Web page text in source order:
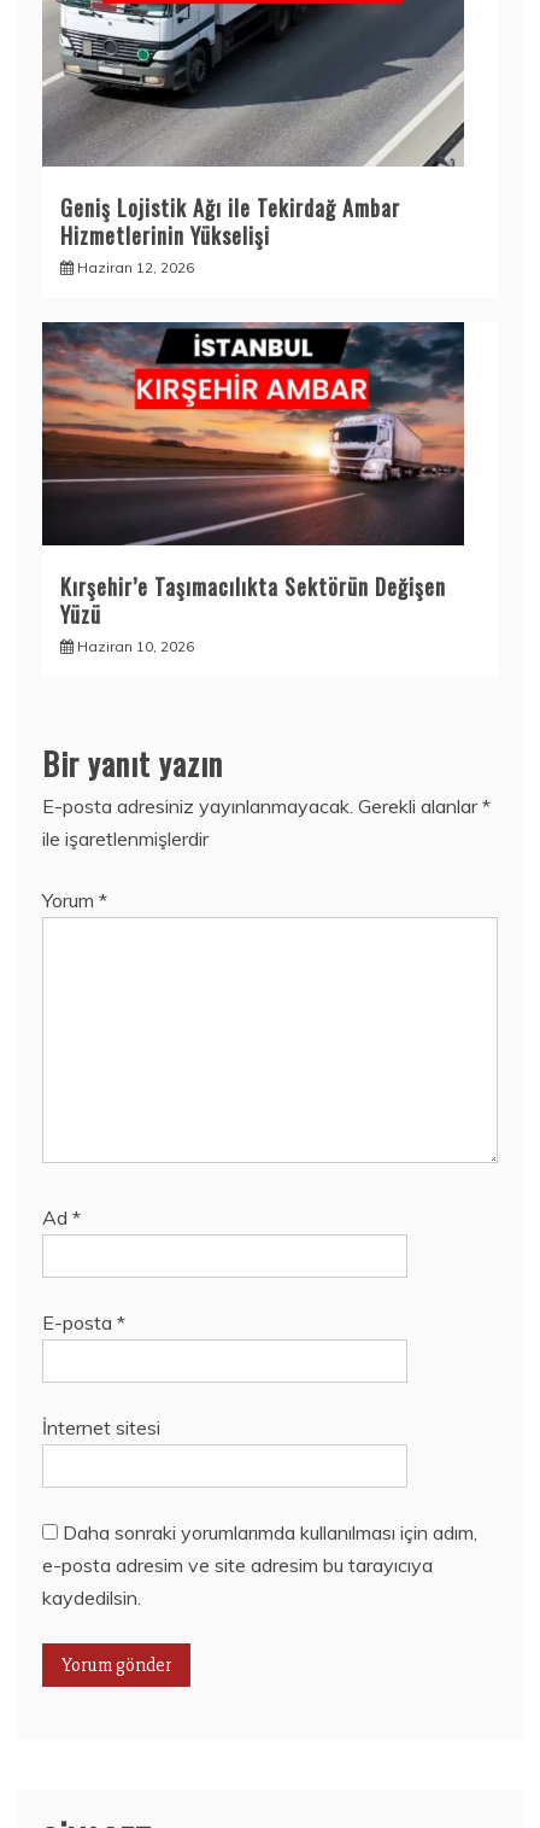
Geniş Lojistik Ağı ile Tekirdağ Ambar
Hizmetlerinin Yükselişi
Haziran 12, 2026
Kırşehir’e Taşımacılıkta Sektörün Değişen
Yüzü
Haziran 10, 2026
Bir yanıt yazın
E-posta adresiniz yayınlanmayacak. Gerekli alanlar*
ile işaretlenmişlerdir
Yorum *
Ad *
E-posta *
İnternet sitesi
Daha sonraki yorumlarımda kullanılması için adım,
e-posta adresim ve site adresim bu tarayıcıya
kaydedilsin.